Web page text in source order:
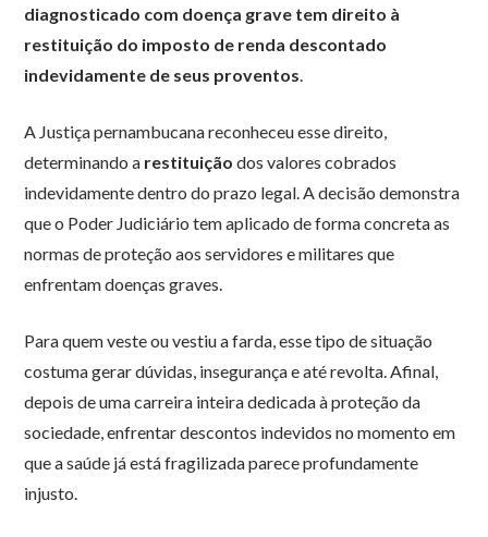
diagnosticado com doença grave tem direito à
restituição do imposto de renda descontado
indevidamente de seus proventos.
A Justiça pernambucana reconheceu esse direito,
determinando a restituição dos valores cobrados
indevidamente dentro do prazo legal. A decisão demonstra
que o Poder Judiciário tem aplicado de forma concreta as
normas de proteção aos servidores e militares que
enfrentam doenças graves.
Para quem veste ou vestiu a farda, esse tipo de situação
costuma gerar dúvidas, insegurança e até revolta. Afinal,
depois de uma carreira inteira dedicada à proteção da
sociedade, enfrentar descontos indevidos no momento em
que a saúde já está fragilizada parece profundamente
injusto.